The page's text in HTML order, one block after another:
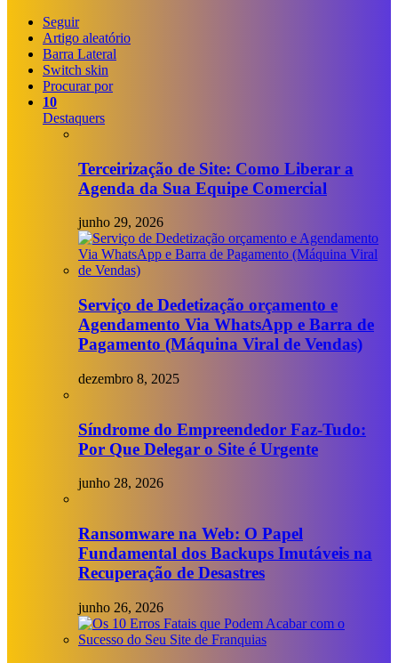
Seguir
Artigo aleatório
Barra Lateral
Switch skin
Procurar por
10
Destaquers
Terceirização de Site: Como Liberar a
Agenda da Sua Equipe Comercial
junho 29, 2026
Serviço de Dedetização orçamento e
Agendamento Via WhatsApp e Barra de
Pagamento (Máquina Viral de Vendas)
dezembro 8, 2025
Síndrome do Empreendedor Faz-Tudo:
Por Que Delegar o Site é Urgente
junho 28, 2026
Ransomware na Web: O Papel
Fundamental dos Backups Imutáveis na
Recuperação de Desastres
junho 26, 2026